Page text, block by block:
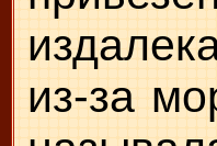
из-за